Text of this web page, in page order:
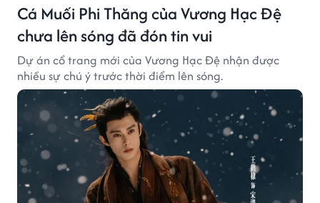
Cá Muối Phi Thăng của Vương Hạc Đệ
chưa lên sóng đã đón tin vui
Dự án cổ trang mới của Vương Hạc Đệ nhận được
nhiều sự chú ý trước thời điểm lên sóng.